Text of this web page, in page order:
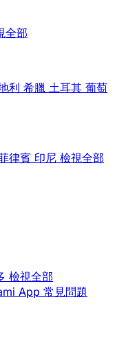
全部
利 希臘 土耳其 葡萄
律賓 印尼 檢視全部
檢視全部
App 常見問題